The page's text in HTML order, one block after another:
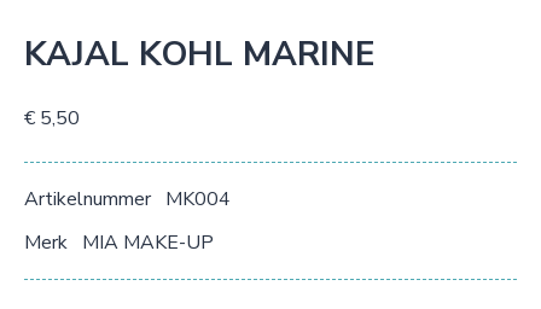
KAJAL KOHL MARINE
€ 5,50
Artikelnummer MK004
Merk MIA MAKE-UP